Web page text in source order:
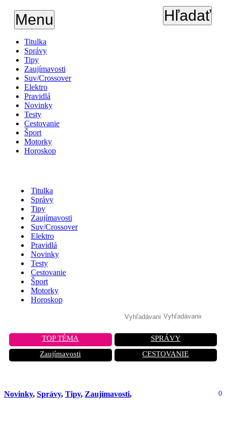
Menu Hľadať
Titulka
Správy
Tipy
Zaujímavosti
Suv/Crossover
Elektro
Pravidlá
Novinky
Testy
Cestovanie
Šport
Motorky
Horoskop
Titulka
Správy
Tipy
Zaujímavosti
Suv/Crossover
Elektro
Pravidlá
Novinky
Testy
Cestovanie
Šport
Motorky
Horoskop
TOP TÉMA
SPRÁVY
Zaujímavosti
CESTOVANIE
Novinky, Správy, Tipy, Zaujímavosti, 0